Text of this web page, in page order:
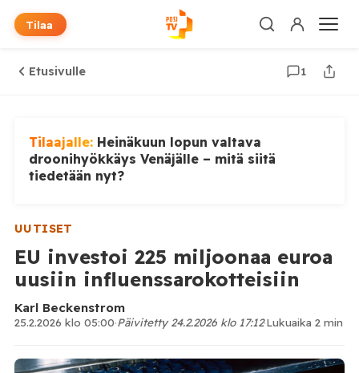
Tilaa
Etusivulle 1
Tilaajalle: Heinäkuun lopun valtava
droonihyökkäys Venäjälle – mitä siitä
tiedetään nyt?
UUTISET
EU investoi 225 miljoonaa euroa
uusiin influenssarokotteisiin
Karl Beckenstrom
25.2.2026 klo 05:00·Päivitetty 24.2.2026 klo 17:12·Lukuaika 2 min